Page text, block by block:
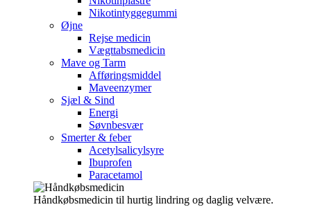
Nikotintyggegummi
Øjne
Rejse medicin
Vægttabsmedicin
Mave og Tarm
Afføringsmiddel
Maveenzymer
Sjæl & Sind
Energi
Søvnbesvær
Smerter & feber
Acetylsalicylsyre
Ibuprofen
Paracetamol
Håndkøbsmedicin til hurtig lindring og daglig velvære.